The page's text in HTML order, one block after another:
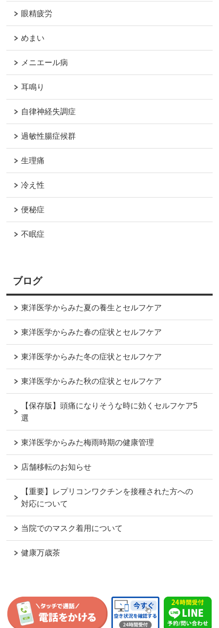
眼精疲労
めまい
メニエール病
耳鳴り
自律神経失調症
過敏性腸症候群
生理痛
冷え性
便秘症
不眠症
ブログ
東洋医学からみた夏の養生とセルフケア
東洋医学からみた春の症状とセルフケア
東洋医学からみた冬の症状とセルフケア
東洋医学からみた秋の症状とセルフケア
【保存版】頭痛になりそうな時に効くセルフケア5
選
東洋医学からみた梅雨時期の健康管理
店舗移転のお知らせ
【重要】レプリコンワクチンを接種された方への
対応について
当院でのマスク着用について
健康万歳茶